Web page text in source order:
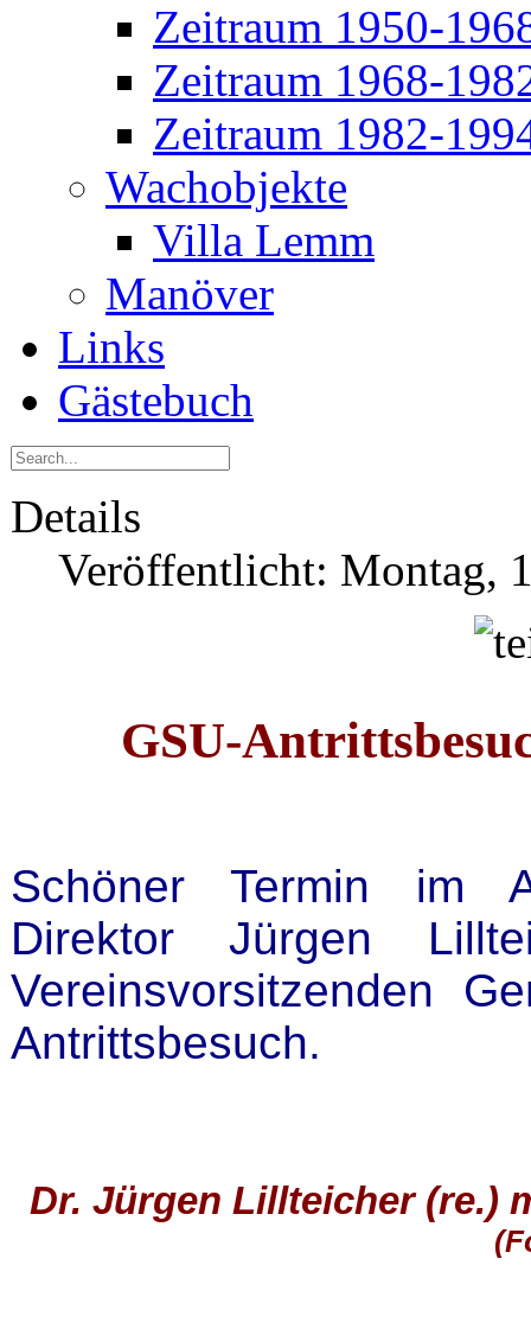
Zeitraum 1950-
Zeitraum 1968-
Zeitraum 1982-
Wachobjekte
Villa Lemm
Manöver
Links
Gästebuch
Details
Veröffentlicht: Montag,
GSU-
Schöner Termin im
Direktor Jürgen
Vereinsvorsitzenden
Antrittsbesuch.
Dr. Jürgen Lillteicher (re.)